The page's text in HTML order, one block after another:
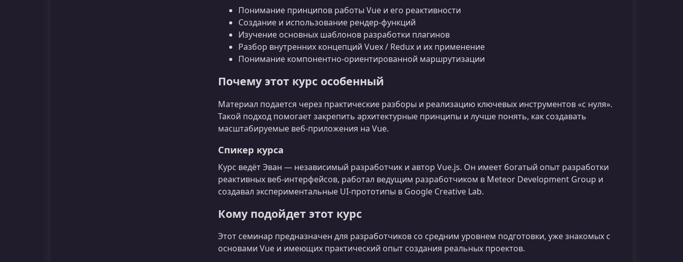
Понимание принципов работы Vue и его реактивности
Создание и использование рендер-функций
Изучение основных шаблонов разработки плагинов
Разбор внутренних концепций Vuex / Redux и их применение
Понимание компонентно-ориентированной маршрутизации
Почему этот курс особенный
Материал подается через практические разборы и реализацию ключевых инструментов «с нуля».
Такой подход помогает закрепить архитектурные принципы и лучше понять, как создавать
масштабируемые веб-приложения на Vue.
Спикер курса
Курс ведёт Эван — независимый разработчик и автор Vue.js. Он имеет богатый опыт разработки
реактивных веб-интерфейсов, работал ведущим разработчиком в Meteor Development Group и
создавал экспериментальные UI-прототипы в Google Creative Lab.
Кому подойдет этот курс
Этот семинар предназначен для разработчиков со средним уровнем подготовки, уже знакомых с
основами Vue и имеющих практический опыт создания реальных проектов.